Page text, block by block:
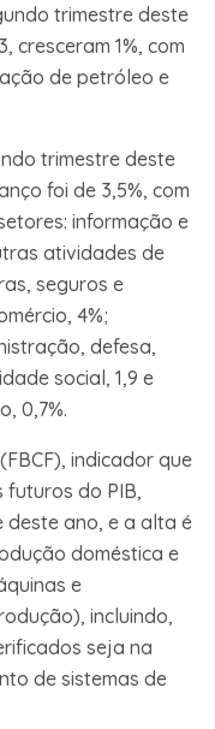
trimestre deste
cresceram 1%, com
de petróleo e
trimestre deste
foi de 3,5%, com
informação e
atividades de
seguros e
4%;
defesa,
social, 1,9 e
0,7%.
indicador que
do PIB,
deste ano, e a alta é
doméstica e
e
incluindo,
seja na
de sistemas de